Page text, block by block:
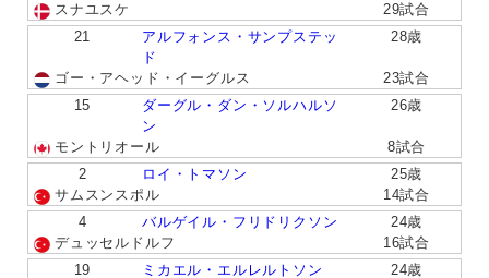
スナユスケ
29試合
21
アルフォンス・サンプステッ
ド
28歳
ゴー・アヘッド・イーグルス
23試合
15
ダーグル・ダン・ソルハルソ
ン
26歳
モントリオール
8試合
2
ロイ・トマソン
25歳
サムスンスポル
14試合
4
バルゲイル・フリドリクソン
24歳
デュッセルドルフ
16試合
19
ミカエル・エルレルトソン
24歳